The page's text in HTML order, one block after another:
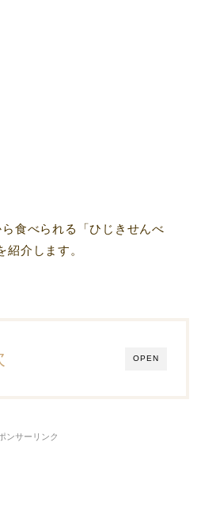
食べられる「ひじきせんべ
紹介します。
OPEN
ンサーリンク